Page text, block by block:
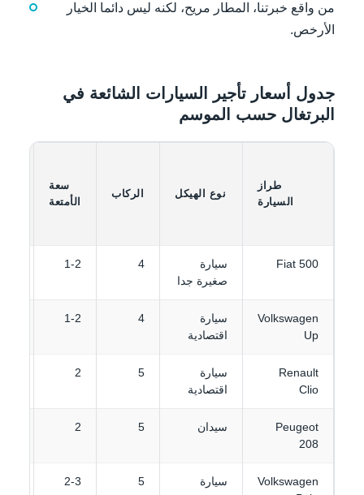
من واقع خبرتنا، المطار مريح، لكنه ليس دائما الخيار
الأرخص.
جدول أسعار تأجير السيارات الشائعة في
البرتغال حسب الموسم
طراز
السيارة
نوع الهيكل الركاب
سعة
الأمتعة
Fiat 500
سيارة
صغيرة جدا
4
1-2
Volkswagen
Up
سيارة
اقتصادية
4
1-2
Renault
Clio
سيارة
اقتصادية
5
2
Peugeot
208
سيدان 5
2
Volkswagen
سيارة
5
2-3